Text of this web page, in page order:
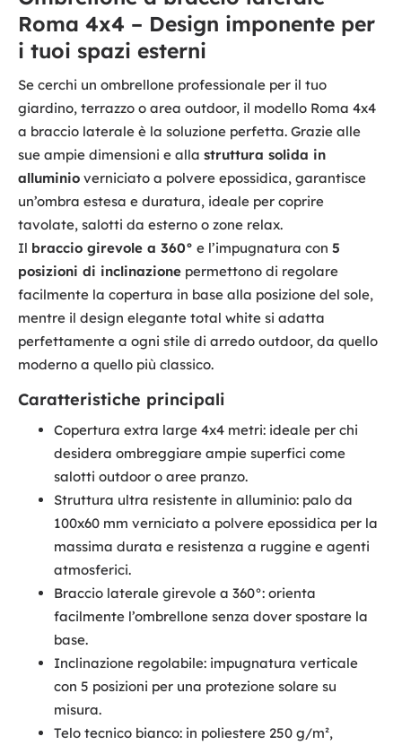
Roma 4x4 – Design imponente per
i tuoi spazi esterni
Se cerchi un ombrellone professionale per il tuo
giardino, terrazzo o area outdoor, il modello Roma 4x4
a braccio laterale è la soluzione perfetta. Grazie alle
sue ampie dimensioni e alla struttura solida in
alluminio verniciato a polvere epossidica, garantisce
un’ombra estesa e duratura, ideale per coprire
tavolate, salotti da esterno o zone relax.
Il braccio girevole a 360° e l’impugnatura con 5
posizioni di inclinazione permettono di regolare
facilmente la copertura in base alla posizione del sole,
mentre il design elegante total white si adatta
perfettamente a ogni stile di arredo outdoor, da quello
moderno a quello più classico.
Caratteristiche principali
Copertura extra large 4x4 metri: ideale per chi
desidera ombreggiare ampie superfici come
salotti outdoor o aree pranzo.
Struttura ultra resistente in alluminio: palo da
100x60 mm verniciato a polvere epossidica per la
massima durata e resistenza a ruggine e agenti
atmosferici.
Braccio laterale girevole a 360°: orienta
facilmente l’ombrellone senza dover spostare la
base.
Inclinazione regolabile: impugnatura verticale
con 5 posizioni per una protezione solare su
misura.
Telo tecnico bianco: in poliestere 250 g/m²,